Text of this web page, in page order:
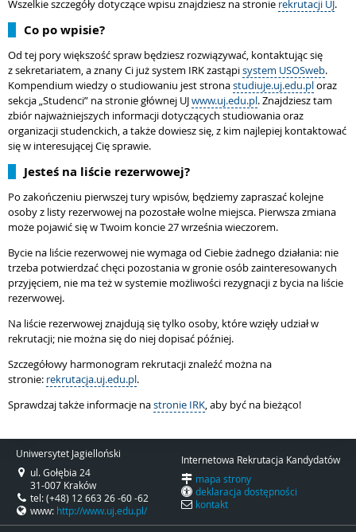
Wszelkie szczegóły dotyczące wpisu znajdziesz na stronie rekrutacji UJ.
Co po wpisie?
Od tej pory większość spraw będziesz rozwiązywać, kontaktując się
z sekretariatem, a znany Ci już system IRK zastąpisystem USOSweb.
Kompendium wiedzy o studiowaniu jest stronastudiuje.uj.edu.ploraz
sekcja „Studenci” na stronie głównej UJwww.uj.edu.pl. Znajdziesz tam
zbiór najważniejszych informacji dotyczących studiowania oraz
organizacji studenckich, a także dowiesz się, z kim najlepiej kontaktować
się w interesującej Cię sprawie.
Jesteś na liście rezerwowej?
Po zakończeniu pierwszej tury wpisów, będziemy zapraszać kolejne
osoby z listy rezerwowej na pozostałe wolne miejsca. Pierwsza zmiana
może pojawić się w Twoim koncie 27 września wieczorem.
Bycie na liście rezerwowej nie wymaga od Ciebie żadnego działania: nie
trzeba potwierdzać chęci pozostania w gronie osób zainteresowanych
przyjęciem, nie ma też w systemie możliwości rezygnacji z bycia na liście
rezerwowej.
Na liście rezerwowej znajdują się tylko osoby, które wzięły udział w
rekrutacji; nie można się do niej dopisać później.
Szczegółowy harmonogram rekrutacji znaleźć można na
stronie: rekrutacja.uj.edu.pl.
Sprawdzaj także informacje nastronie IRK, aby być na bieżąco!
Uniwersytet Jagielloński
ul. Gołębia 24
31-007 Kraków
tel: (+48) 12 663 26 -60 -62
www: http://www.uj.edu.pl/
Internetowa Rekrutacja Kandydatów
mapa strony
deklaracja dostępności
kontakt